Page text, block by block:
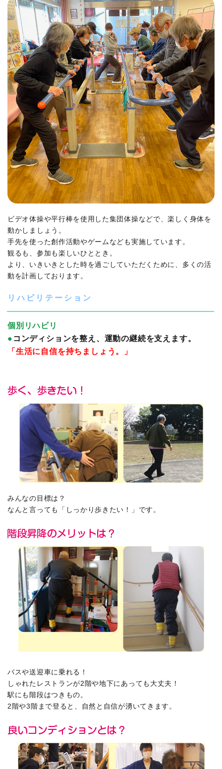
ビデオ体操や平行棒を使用した集団体操などで、楽しく身体を
動かしましょう。
手先を使った創作活動やゲームなども実施しています。
観るも、参加も楽しいひととき。
より、いきいきとした時を過ごしていただくために、多くの活
動を計画しております。
リハビリテーション
個別リハビリ
● コンディションを整え、運動の継続を支えます。
「生活に自信を持ちましょう。」
みんなの目標は？
なんと言っても「しっかり歩きたい！」です。
バスや送迎車に乗れる！
しゃれたレストランが2階や地下にあっても大丈夫！
駅にも階段はつきもの。
2階や3階まで登ると、自然と自信が湧いてきます。